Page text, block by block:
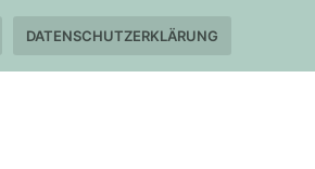
DATENSCHUTZERKLÄRUNG